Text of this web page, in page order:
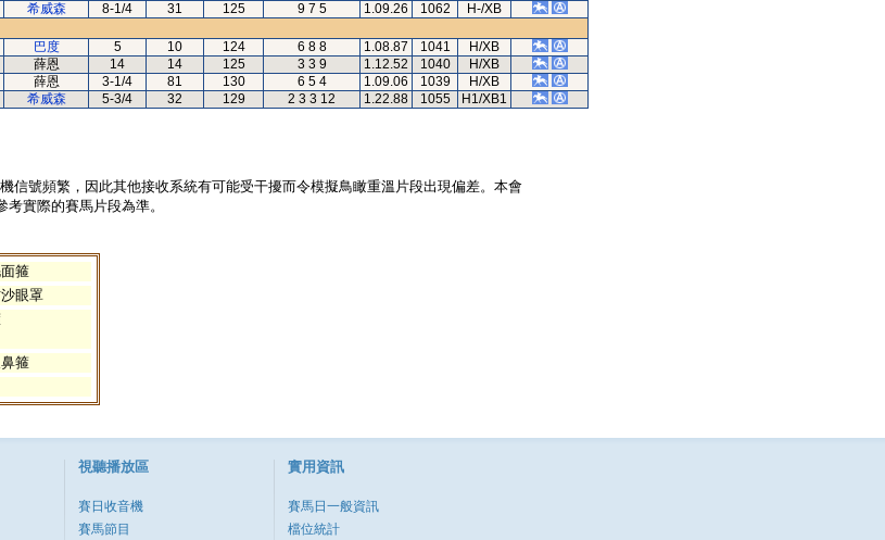
希威森 8-1/4 31 125 9 7 5 1.09.26 1062
H-/XB
巴度 5 10 124 6 8 8 1.08.87 1041
H/XB
薛恩 14 14 125 3 3 9 1.12.52 1040
H/XB
薛恩 3-1/4 81 130 6 5 4 1.09.06 1039
H/XB
希威森 5-3/4 32 129 2 3 3 12 1.22.88 1055 H1/XB1
號頻繁，因此其他接收系統有可能受干擾而令模擬鳥瞰重溫片段出現偏差。本會
實際的賽馬片段為準。
箍
眼罩
箍
視聽播放區
賽日收音機
賽馬節目
實用資訊
賽馬日一般資訊
檔位統計